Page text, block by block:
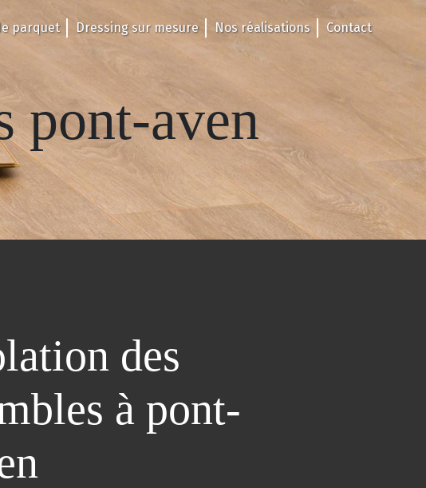
parquet Dressing sur mesure Nos réalisations Contact
pont-aven
des
à pont-